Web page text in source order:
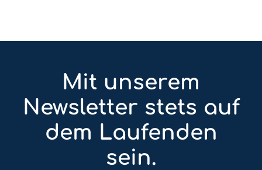
Mit unserem
Newsletter stets auf
dem Laufenden
sein.